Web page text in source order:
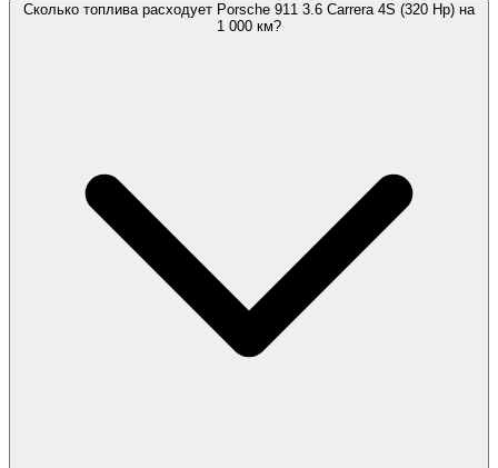
Сколько топлива расходует Porsche 911 3.6 Carrera 4S (320 Hp) на
1 000 км?